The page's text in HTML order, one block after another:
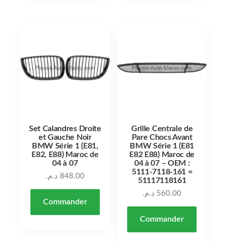
Set Calandres Droite
et Gauche Noir
BMW Série 1 (E81,
E82, E88) Maroc de
04 à 07
848.00 د.م.
Commander
Grille Centrale de
Pare Chocs Avant
BMW Série 1 (E81
E82 E88) Maroc de
04 à 07 – OEM :
5111-7118-161 =
51117118161
560.00 د.م.
Commander